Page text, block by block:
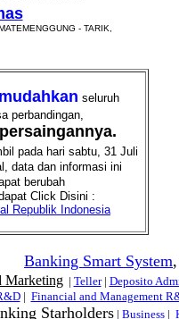
- TARIK,
seluruh
perbandingan,
pada hari sabtu, 31 Juli
data dan informasi ini
berubah
Click Disini :
Republik Indonesia
Banking Smart System
Marketing| Teller| Deposito
| Financial and Management
Starholders| Business|